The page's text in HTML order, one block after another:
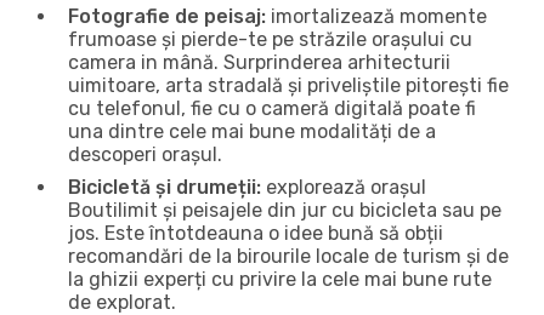
Fotografie de peisaj: imortalizează momente
frumoase și pierde-te pe străzile orașului cu
camera in mână. Surprinderea arhitecturii
uimitoare, arta stradală și priveliștile pitorești fie
cu telefonul, fie cu o cameră digitală poate fi
una dintre cele mai bune modalități de a
descoperi orașul.
Bicicletă și drumeții: explorează orașul
Boutilimit și peisajele din jur cu bicicleta sau pe
jos. Este întotdeauna o idee bună să obții
recomandări de la birourile locale de turism și de
la ghizii experți cu privire la cele mai bune rute
de explorat.